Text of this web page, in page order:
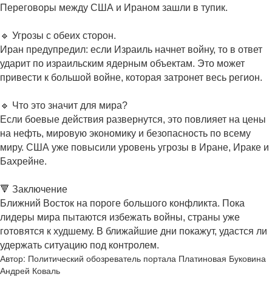
Переговоры между США и Ираном зашли в тупик.
🔹 Угрозы с обеих сторон.
Иран предупредил: если Израиль начнет войну, то в ответ
ударит по израильским ядерным объектам. Это может
привести к большой войне, которая затронет весь регион.
🔹 Что это значит для мира?
Если боевые действия развернутся, это повлияет на цены
на нефть, мировую экономику и безопасность по всему
миру. США уже повысили уровень угрозы в Иране, Ираке и
Бахрейне.
🔻 Заключение
Ближний Восток на пороге большого конфликта. Пока
лидеры мира пытаются избежать войны, страны уже
готовятся к худшему. В ближайшие дни покажут, удастся ли
удержать ситуацию под контролем.
Автор: Политический обозреватель портала Платиновая Буковина
Андрей Коваль